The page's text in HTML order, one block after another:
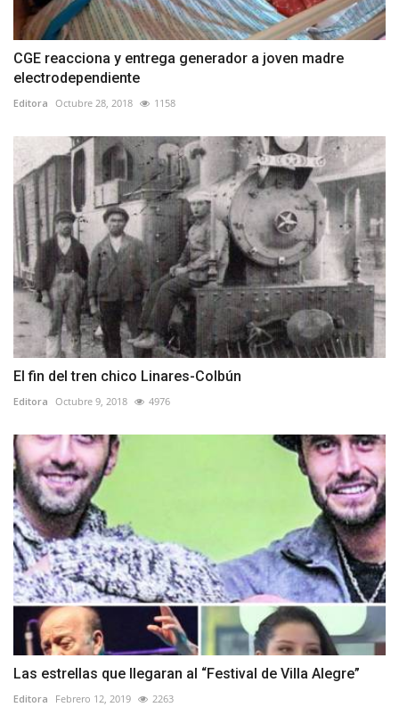
CGE reacciona y entrega generador a joven madre
electrodependiente
Editora Octubre 28, 2018 1158
El fin del tren chico Linares-Colbún
Editora Octubre 9, 2018 4976
Las estrellas que llegaran al “Festival de Villa Alegre”
Editora Febrero 12, 2019 2263